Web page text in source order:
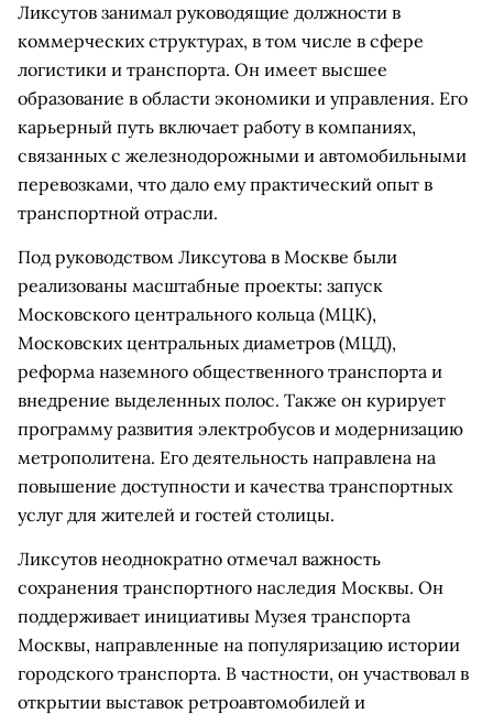
Ликсутов занимал руководящие должности в
коммерческих структурах, в том числе в сфере
логистики и транспорта. Он имеет высшее
образование в области экономики и управления. Его
карьерный путь включает работу в компаниях,
связанных с железнодорожными и автомобильными
перевозками, что дало ему практический опыт в
транспортной отрасли.
Под руководством Ликсутова в Москве были
реализованы масштабные проекты: запуск
Московского центрального кольца (МЦК),
Московских центральных диаметров (МЦД),
реформа наземного общественного транспорта и
внедрение выделенных полос. Также он курирует
программу развития электробусов и модернизацию
метрополитена. Его деятельность направлена на
повышение доступности и качества транспортных
услуг для жителей и гостей столицы.
Ликсутов неоднократно отмечал важность
сохранения транспортного наследия Москвы. Он
поддерживает инициативы Музея транспорта
Москвы, направленные на популяризацию истории
городского транспорта. В частности, он участвовал в
открытии выставок ретроавтомобилей и